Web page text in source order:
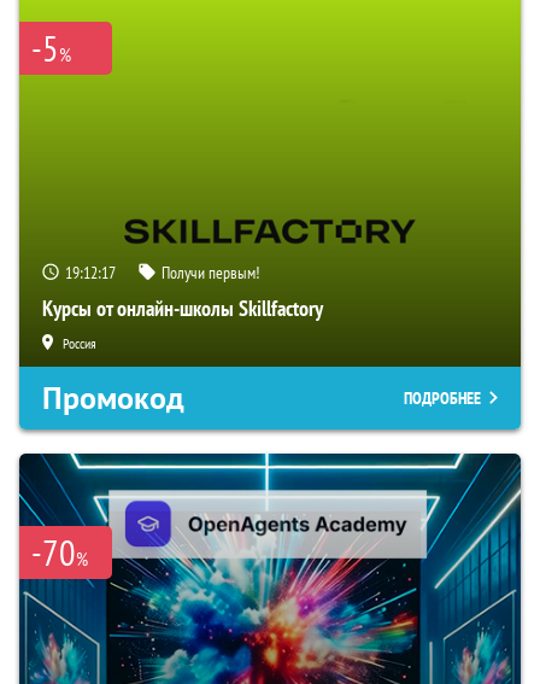
-5%
19:12:16 Получи первым!
Курсы от онлайн-школы Skillfactory
Россия
Промокод ПОДРОБНЕЕ
-70%